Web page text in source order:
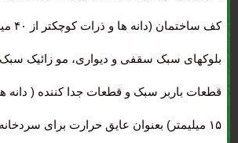
کف
بلوکهای سبک سقفی و دیواری، مو زائیک
قطعات باربر سبک و قطعات جدا کننده ( دانه
۱۵ میلیمتر) بعنوان عایق حرارت برای